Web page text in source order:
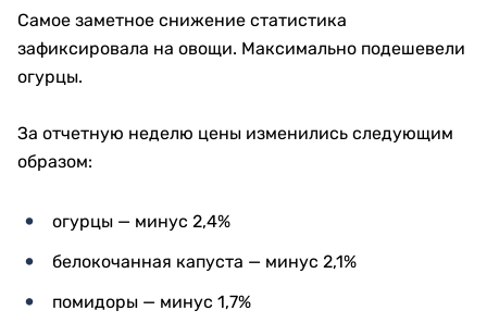
Самое заметное снижение статистика
зафиксировала на овощи. Максимально подешевели
огурцы.
За отчетную неделю цены изменились следующим
образом:
огурцы — минус 2,4%
белокочанная капуста — минус 2,1%
помидоры — минус 1,7%